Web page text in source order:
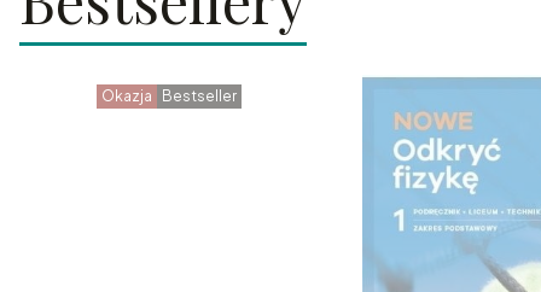
Okazja Bestseller